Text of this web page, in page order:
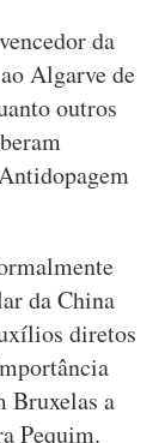
da
Algarve de
outros
da China
diretos
Bruxelas a
Pequim.